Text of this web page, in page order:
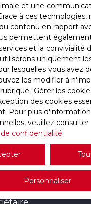
Rechercher
Aucun résultat
un bien
Saint-Étienne
Saint-Étienne
commerce Saint-
Étienne (42100)
commerce Saint-
et une
à ces technologies,
contenu en rapport
permettent
et la convivialité
uniquement
lesquelles vous avez
les modifier à
″Gérer les
des cookies
Pour plus
veuillez consulter
confidentialité.
Personnaliser